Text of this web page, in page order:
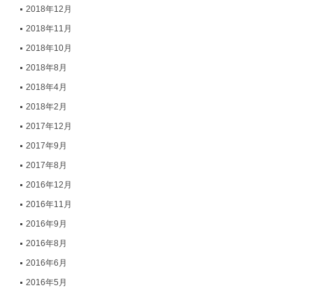
2018年12月
2018年11月
2018年10月
2018年8月
2018年4月
2018年2月
2017年12月
2017年9月
2017年8月
2016年12月
2016年11月
2016年9月
2016年8月
2016年6月
2016年5月